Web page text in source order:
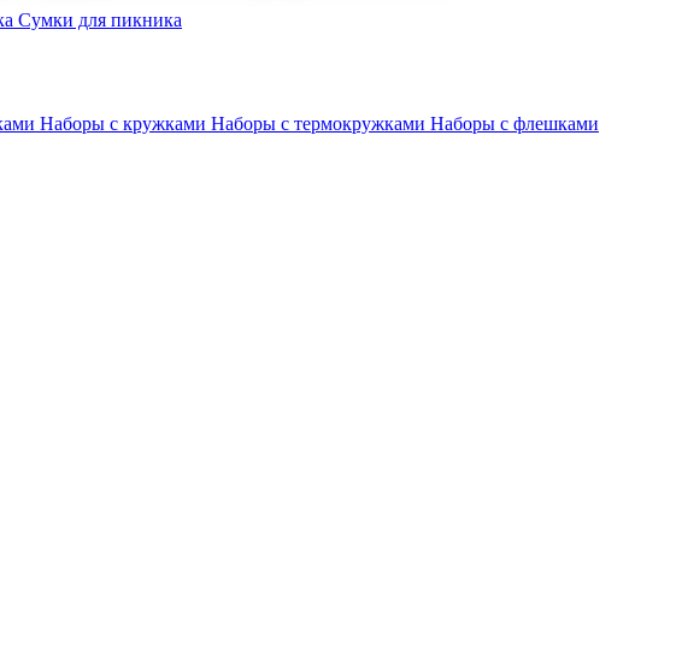
Сумки для пикника
Наборы с кружками Наборы с термокружками Наборы с флешками